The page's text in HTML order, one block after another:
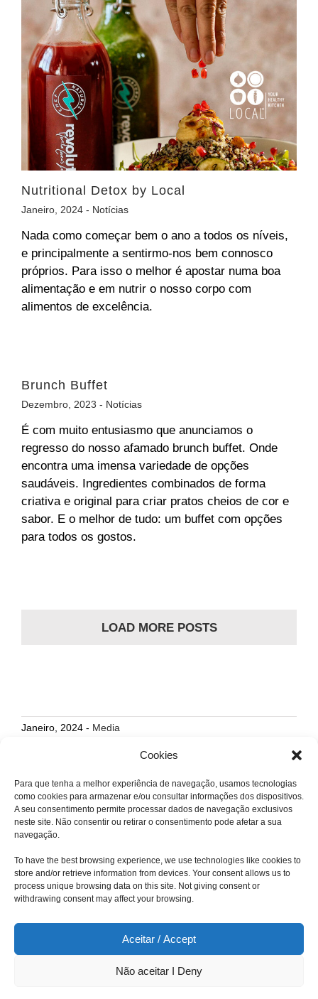
Cookies
Para que tenha a melhor experiência de navegação, usamos tecnologias
como cookies para armazenar e/ou consultar informações dos dispositivos.
A seu consentimento permite processar dados de navegação exclusivos
neste site. Não consentir ou retirar o consentimento pode afetar a sua
navegação.
To have the best browsing experience, we use technologies like cookies to
store and/or retrieve information from devices. Your consent allows us to
process unique browsing data on this site. Not giving consent or
withdrawing consent may affect your browsing.
Aceitar / Accept
Não aceitar I Deny
Nutritional Detox by Local
Janeiro, 2024 - Notícias
Nada como começar bem o ano a todos os níveis,
e principalmente a sentirmo-nos bem connosco
próprios. Para isso o melhor é apostar numa boa
alimentação e em nutrir o nosso corpo com
alimentos de excelência.
Brunch Buffet
Dezembro, 2023 - Notícias
É com muito entusiasmo que anunciamos o
regresso do nosso afamado brunch buffet. Onde
encontra uma imensa variedade de opções
saudáveis. Ingredientes combinados de forma
criativa e original para criar pratos cheios de cor e
sabor. E o melhor de tudo: um buffet com opções
para todos os gostos.
LOAD MORE POSTS
Janeiro, 2024 - Media
© Copyright –2026 | Local Kitchen | All Rights Reserved |